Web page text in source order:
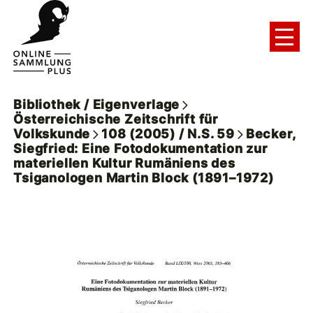
Bibliothek / Eigenverlage
Österreichische Zeitschrift für
Volkskunde
108 (2005) / N.S. 59
Becker,
Siegfried: Eine Fotodokumentation zur
materiellen Kultur Rumäniens des
Tsiganologen Martin Block (1891–1972)